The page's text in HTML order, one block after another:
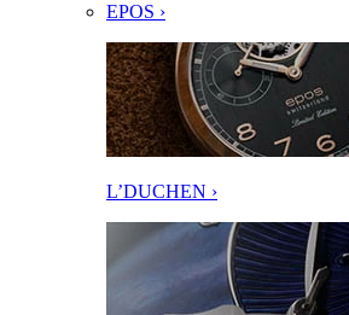
EPOS ›
L’DUCHEN ›